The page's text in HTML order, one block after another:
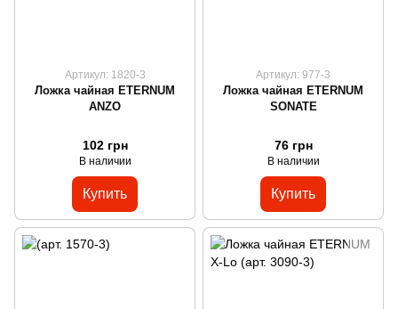
Артикул: 1820-3
Ложка чайная ETERNUM
ANZO
102 грн
В наличии
Купить
Артикул: 977-3
Ложка чайная ETERNUM
SONATE
76 грн
В наличии
Купить